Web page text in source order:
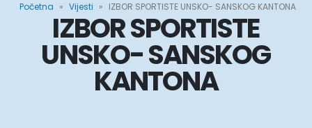
Početna » Vijesti » IZBOR SPORTISTE UNSKO- SANSKOG KANTONA
IZBOR SPORTISTE
UNSKO- SANSKOG
KANTONA